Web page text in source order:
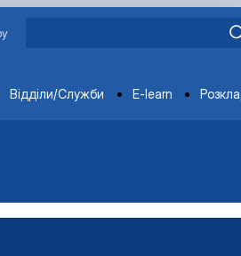
Відділи/Служби E-learn